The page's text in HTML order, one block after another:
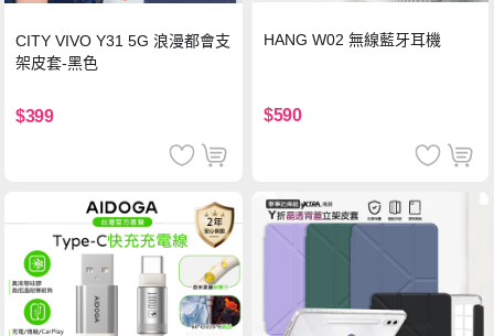
CITY VIVO Y31 5G 浪漫都會支
架皮套-黑色
$399
HANG W02 無線藍牙耳機
$590